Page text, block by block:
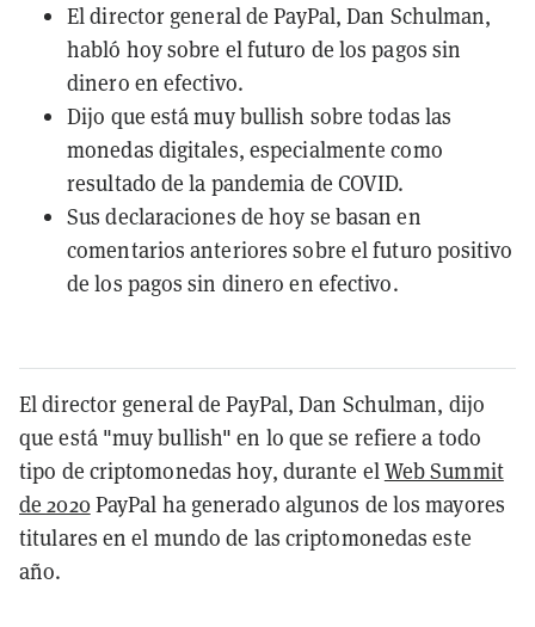
El director general de PayPal, Dan Schulman,
habló hoy sobre el futuro de los pagos sin
dinero en efectivo.
Dijo que está muy bullish sobre todas las
monedas digitales, especialmente como
resultado de la pandemia de COVID.
Sus declaraciones de hoy se basan en
comentarios anteriores sobre el futuro positivo
de los pagos sin dinero en efectivo.
El director general de PayPal, Dan Schulman, dijo
que está "muy bullish" en lo que se refiere a todo
tipo de criptomonedas hoy, durante elWeb Summit
de 2020PayPal ha generado algunos de los mayores
titulares en el mundo de las criptomonedas este
año.